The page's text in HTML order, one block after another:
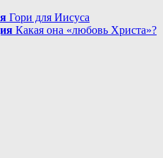
Гори для Иисуса
Какая она «любовь Христа»?